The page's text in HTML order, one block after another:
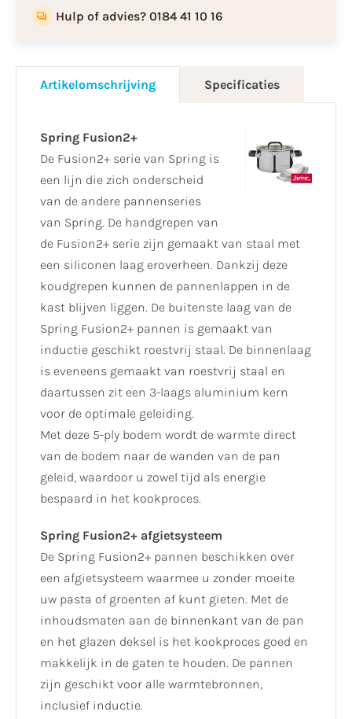
Hulp of advies? 0184 41 10 16
Artikelomschrijving Specificaties
Spring Fusion2+
De Fusion2+ serie van Spring is
een lijn die zich onderscheid
van de andere pannenseries
van Spring. De handgrepen van
de Fusion2+ serie zijn gemaakt van staal met
een siliconen laag eroverheen. Dankzij deze
koudgrepen kunnen de pannenlappen in de
kast blijven liggen. De buitenste laag van de
Spring Fusion2+ pannen is gemaakt van
inductie geschikt roestvrij staal. De binnenlaag
is eveneens gemaakt van roestvrij staal en
daartussen zit een 3-laags aluminium kern
voor de optimale geleiding.
Met deze 5-ply bodem wordt de warmte direct
van de bodem naar de wanden van de pan
geleid, waardoor u zowel tijd als energie
bespaard in het kookproces.
Spring Fusion2+ afgietsysteem
De Spring Fusion2+ pannen beschikken over
een afgietsysteem waarmee u zonder moeite
uw pasta of groenten af kunt gieten. Met de
inhoudsmaten aan de binnenkant van de pan
en het glazen deksel is het kookproces goed en
makkelijk in de gaten te houden. De pannen
zijn geschikt voor alle warmtebronnen,
inclusief inductie.